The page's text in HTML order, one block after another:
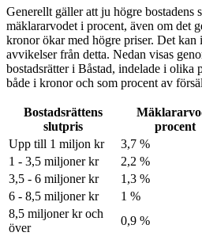
Generellt gäller att ju högre bostadens
mäklararvodet i procent, även om det
kronor ökar med högre priser. Det kan
avvikelser från detta. Nedan visas
bostadsrätteri Båstad, indelade i olika
både i kronor och som procent av
Bostadsrättens
slutpris
procent
Upp till 1 miljon kr
3,7 %
1 - 3,5 miljoner kr
2,2 %
3,5 - 6 miljoner kr
1,3 %
6 - 8,5 miljoner kr
1 %
8,5 miljoner kr och
över
0,9 %